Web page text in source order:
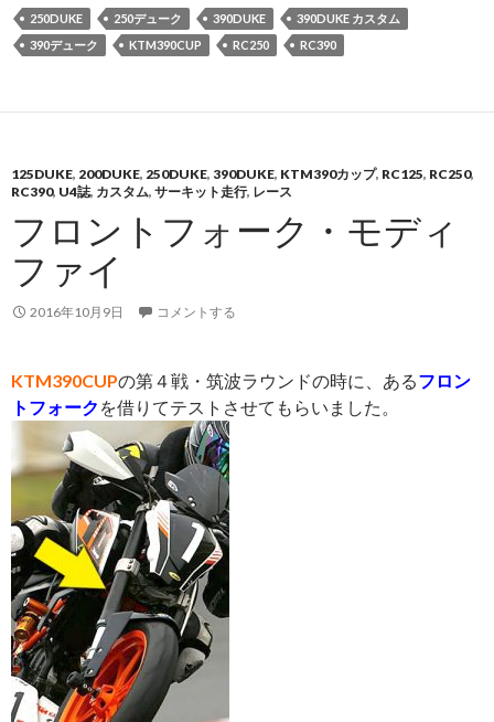
250DUKE 250デューク 390DUKE
390DUKE カスタム
390デューク
KTM390CUP RC250 RC390
125DUKE, 200DUKE, 250DUKE, 390DUKE, KTM390カップ, RC125, RC250,
RC390, U4誌, カスタム, サーキット走行, レース
フロントフォーク・モディ
ファイ
2016年10月9日 コメントする
KTM390CUPの第４戦・筑波ラウンドの時に、あるフロン
トフォーク を借りてテストさせてもらいました。